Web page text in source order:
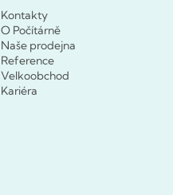
Kontakty
O Počítárně
Naše prodejna
Reference
Velkoobchod
Kariéra